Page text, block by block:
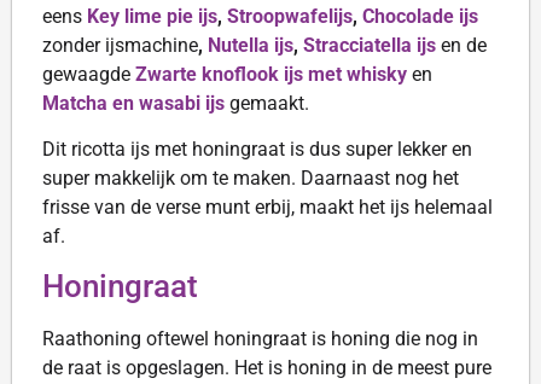
eens Key lime pie ijs, Stroopwafelijs, Chocolade ijs
zonder ijsmachine, Nutella ijs, Stracciatella ijs en de
gewaagde Zwarte knoflook ijs met whisky en
Matcha en wasabi ijs gemaakt.
Dit ricotta ijs met honingraat is dus super lekker en
super makkelijk om te maken. Daarnaast nog het
frisse van de verse munt erbij, maakt het ijs helemaal
af.
Honingraat
Raathoning oftewel honingraat is honing die nog in
de raat is opgeslagen. Het is honing in de meest pure